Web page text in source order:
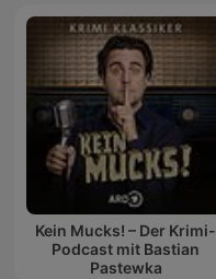
Kein Mucks! – Der Krimi-
Podcast mit Bastian
Pastewka